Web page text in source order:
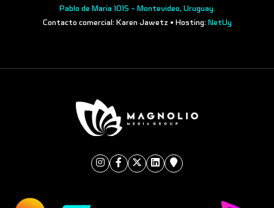
Pablo de María 1015 - Montevideo, Uruguay.
Contacto comercial: Karen Jawetz • Hosting: NetUy